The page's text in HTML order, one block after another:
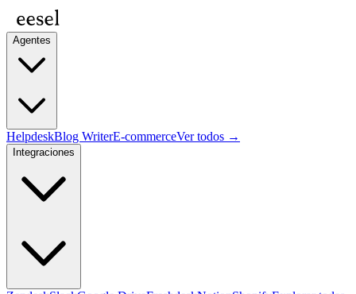
Agentes
HelpdeskBlog WriterE-commerceVer todos →
Integraciones